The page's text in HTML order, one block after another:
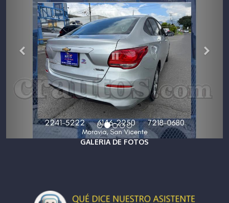
GALERIA DE FOTOS